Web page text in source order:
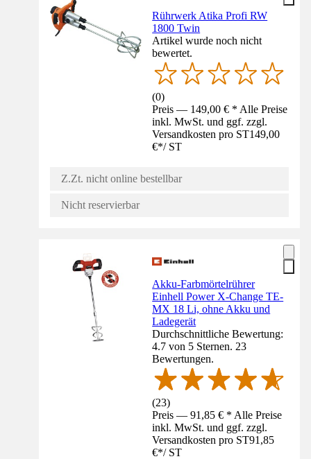
Rührwerk Atika Profi RW
1800 Twin
Artikel wurde noch nicht
bewertet.
(0)
Preis — 149,00 € * Alle Preise
inkl. MwSt. und ggf. zzgl.
Versandkosten pro ST149,00
€*/ ST
Z.Zt. nicht online bestellbar
Nicht reservierbar
Akku-Farbmörtelrührer
Einhell Power X-Change TE-
MX 18 Li, ohne Akku und
Ladegerät
Durchschnittliche Bewertung:
4.7 von 5 Sternen. 23
Bewertungen.
(23)
Preis — 91,85 € * Alle Preise
inkl. MwSt. und ggf. zzgl.
Versandkosten pro ST91,85
€*/ ST